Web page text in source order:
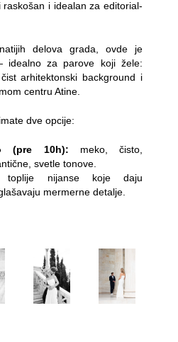
i idealan za editorial-
delova grada, ovde je
idealno za parove koji žele:
arhitektonski background i
centru Atine.
dve opcije:
(pre 10h): meko, čisto,
svetle tonove.
toplije nijanse koje daju
mermerne detalje.